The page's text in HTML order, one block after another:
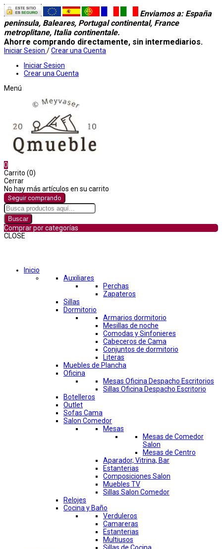
Enviamos a: España
peninsula, Baleares, Portugal continental, France
metroplitane, Italia continentale.
Ahorre comprando directamente, sin intermediarios.
Iniciar Sesion /Crear una Cuenta
Iniciar Sesion
Crear una Cuenta
Menú
0
Carrito (0)
Cerrar
No hay más artículos en su carrito
Seguir comprando
Buscar
Comprar por categorías
CLOSE
Inicio
Auxiliares
Perchas
Zapateros
Sillas
Dormitorio
Armarios dormitorio
Mesillas de noche
Comodas y Sinfonieres
Cabeceros de Cama
Conjuntos de dormitorio
Literas
Muebles de Plancha
Oficina
Mesas Oficina Despacho Escritorios
Sillas Oficina Despacho Escritorio
Botelleros
Outlet
Sofas Cama
Salon Comedor
Mesas
Mesas de Comedor
Salon
Mesas de Centro
Aparador, Vitrina, Bar
Estanterias
Composiciones Salon
Muebles TV
Sillas Salon Comedor
Relojes
Cocina y Baño
Verduleros
Camareras
Estanterias
Multiusos